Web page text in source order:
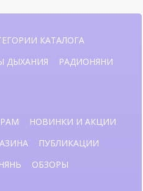
КАТАЛОГА
ДЫХАНИЯ
РАДИОНЯНИ
НОВИНКИ И АКЦИИ
ПУБЛИКАЦИИ
ОБЗОРЫ